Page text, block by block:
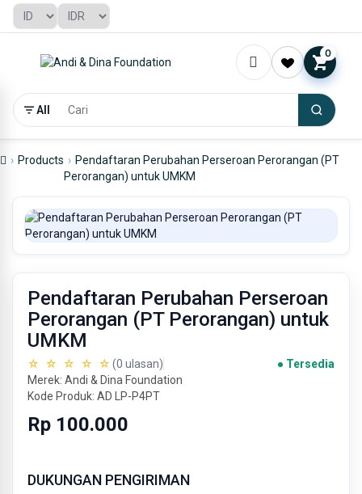
All
0
Products
Pendaftaran Perubahan Perseroan Perorangan (PT
Perorangan) untuk UMKM
Pendaftaran Perubahan Perseroan
Perorangan (PT Perorangan) untuk
UMKM
☆ ☆ ☆ ☆ ☆ (0 ulasan)
● Tersedia
Merek: Andi & Dina Foundation
Kode Produk: AD LP-P4PT
Rp 100.000
DUKUNGAN PENGIRIMAN